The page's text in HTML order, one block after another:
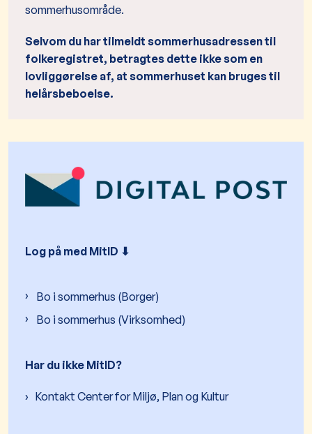
sommerhusområde.
Selvom du har tilmeldt sommerhusadressen til
folkeregistret, betragtes dette ikke som en
lovliggørelse af, at sommerhuset kan bruges til
helårsbeboelse.
Log på med MitID ⬇︎
Bo i sommerhus (Borger)
Bo i sommerhus (Virksomhed)
Har du ikke MitID?
Kontakt Center for Miljø, Plan og Kultur